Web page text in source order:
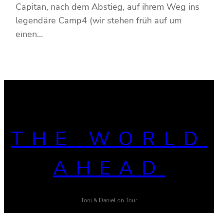
Capitan, nach dem Abstieg, auf ihrem Weg ins
legendäre Camp4 (wir stehen früh auf um
einen…
THE WORLD
AHEAD
Toni & Daniel on Tour